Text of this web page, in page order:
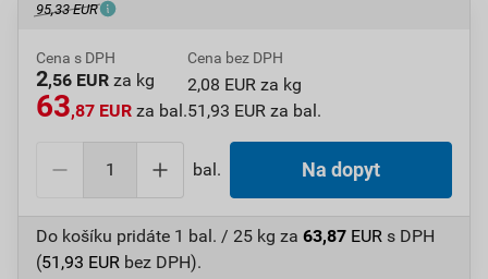
95,33 EUR
Cena s DPH
2,56 EUR za kg
63,87 EUR za bal.
Cena bez DPH
2,08 EUR za kg
51,93 EUR za bal.
bal. Na dopyt
Do košíku pridáte 1 bal. / 25 kg za 63,87 EUR s DPH
(51,93 EUR bez DPH).